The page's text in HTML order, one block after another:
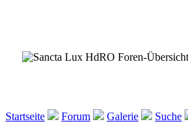
Startseite Forum Galerie Suche